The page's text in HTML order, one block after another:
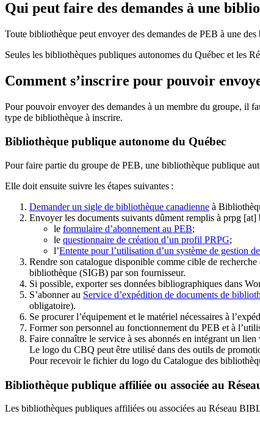
Qui peut faire des demandes à une
Toute bibliothèque peut envoyer des demandes de PEB à une
Seules les bibliothèques publiques autonomes du Québec et les
Comment s’inscrire pour pouvoir
Pour pouvoir envoyer des demandes à un membre du groupe, il
type de bibliothèque à inscrire.
Bibliothèque publique autonome du Québec
Pour faire partie du groupe de PEB, une bibliothèque publique
Elle doit ensuite suivre les étapes suivantes :
Demander un sigle de bibliothèque canadienne à
Envoyer les documents suivants dûment remplis à prpg [at]
le formulaire d’abonnement au PEB;
le questionnaire de création d’un profil PRPG;
l’Entente pour l’utilisation d’un système de gestion
Rendre son catalogue disponible comme cible de
bibliothèque (SIGB) par son fournisseur.
Si possible, exporter ses données bibliographiques dans
S’abonner au Service d’expédition de documents de
obligatoire).
Se procurer l’équipement et le matériel nécessaires à
Former son personnel au fonctionnement du PEB et à
Faire connaître le service à ses abonnés en intégrant un
Le logo du CBQ peut être utilisé dans des outils de
Pour recevoir le fichier du logo du Catalogue des
Bibliothèque publique affiliée ou associée au
Les bibliothèques publiques affiliées ou associées au Réseau